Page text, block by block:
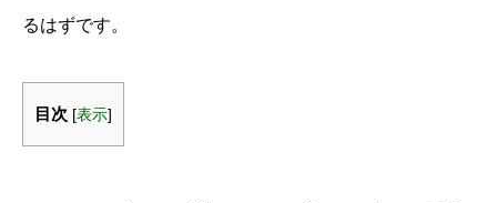
るはずです。
目次 [表示]